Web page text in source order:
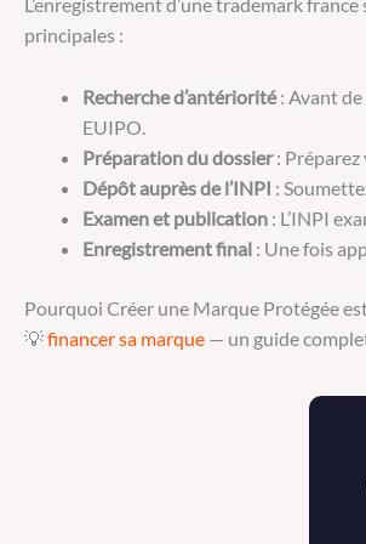
principales :
Recherche d’antériorité: Avant de
EUIPO.
Préparation du dossier: Préparez
Dépôt auprès de l’INPI :
Examen et publication : L’INPI
Enregistrement final : Une fois
Pourquoi Créer une Marque Protégée
💡financer sa marque — un guide